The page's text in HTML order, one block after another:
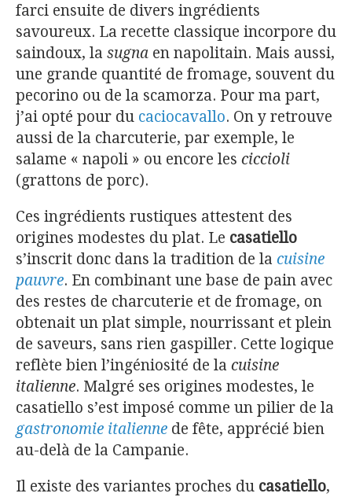
farci ensuite de divers ingrédients
savoureux. La recette classique incorpore du
saindoux, la sugna en napolitain. Mais aussi,
une grande quantité de fromage, souvent du
pecorino ou de la scamorza. Pour ma part,
j’ai opté pour du caciocavallo. On y retrouve
aussi de la charcuterie, par exemple, le
salame « napoli » ou encore les ciccioli
(grattons de porc).
Ces ingrédients rustiques attestent des
origines modestes du plat. Le casatiello
s’inscrit donc dans la tradition de la cuisine
pauvre. En combinant une base de pain avec
des restes de charcuterie et de fromage, on
obtenait un plat simple, nourrissant et plein
de saveurs, sans rien gaspiller. Cette logique
reflète bien l’ingéniosité de la cuisine
italienne. Malgré ses origines modestes, le
casatiello s’est imposé comme un pilier de la
gastronomie italienne de fête, apprécié bien
au-delà de la Campanie.
Il existe des variantes proches du casatiello,